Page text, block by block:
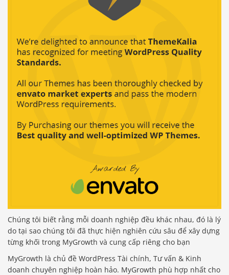
Chúng tôi biết rằng mỗi doanh nghiệp đều khác nhau, đó là lý
do tại sao chúng tôi đã thực hiện nghiên cứu sâu để xây dựng
từng khối trong MyGrowth và cung cấp riêng cho bạn
MyGrowth là chủ đề WordPress Tài chính, Tư vấn & Kinh
doanh chuyên nghiệp hoàn hảo. MyGrowth phù hợp nhất cho